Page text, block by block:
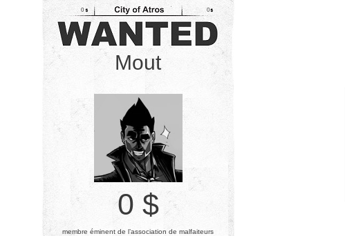
0
Mout
0
0 $
membre éminent de l’association de malfaiteurs